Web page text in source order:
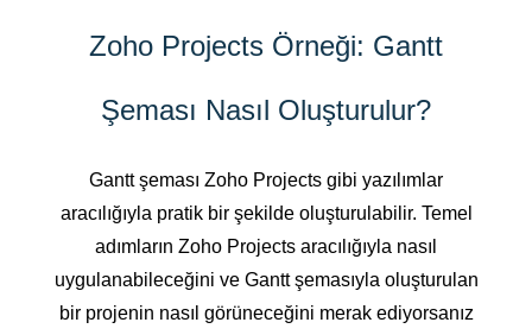
Zoho Projects Örneği: Gantt
Şeması Nasıl Oluşturulur?
Gantt şeması Zoho Projects gibi yazılımlar
aracılığıyla pratik bir şekilde oluşturulabilir. Temel
adımların Zoho Projects aracılığıyla nasıl
uygulanabileceğini ve Gantt şemasıyla oluşturulan
bir projenin nasıl görüneceğini merak ediyorsanız